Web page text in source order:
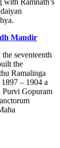
Mandir
seventeenth
the
Ramalinga
– 1904 a
Purvi Gopuram